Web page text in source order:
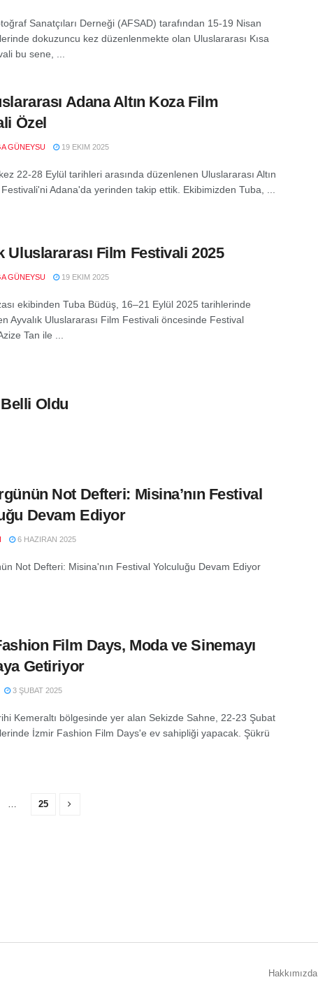
Sanatçıları Derneği (AFSAD) tarafından 15-19 Nisan
dokuzuncu kez düzenlenmekte olan Uluslararası Kısa
bu sene, ...
Adana Altın Koza Film
Özel
GÜNEYSU 19 EKIM 2025
22-28 Eylül tarihleri arasında düzenlenen Uluslararası Altın
Adana'da yerinden takip ettik. Ekibimizden Tuba, ...
Uluslararası Film Festivali 2025
GÜNEYSU 19 EKIM 2025
ekibinden Tuba Büdüş, 16–21 Eylül 2025 tarihlerinde
Ayvalık Uluslararası Film Festivali öncesinde Festival
Tan ile ...
Oldu
Not Defteri: Misina’nın Festival
Devam Ediyor
6 HAZIRAN 2025
Not Defteri: Misina'nın Festival Yolculuğu Devam Ediyor
Film Days, Moda ve Sinemayı
Getiriyor
3 ŞUBAT 2025
Kemeraltı bölgesinde yer alan Sekizde Sahne, 22-23 Şubat
İzmir Fashion Film Days'e ev sahipliği yapacak. Şükrü
25
Hakkımızda